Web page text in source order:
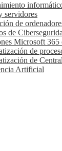
servidores
de
de
Microsoft 365
de
de
Artificial